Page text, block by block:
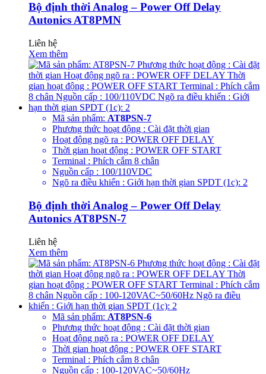
Bộ định thời Analog – Power Off Delay
Autonics AT8PMN
Liên hệ
Xem thêm
Mã sản phẩm: AT8PSN-7
Phương thức hoạt động : Cài đặt thời gian
Hoạt động ngõ ra : POWER OFF DELAY
Thời gian hoạt động : POWER OFF START
Terminal : Phích cắm 8 chân
Nguồn cấp : 100/110VDC
Ngõ ra điều khiển : Giới hạn thời gian SPDT (1c): 2
Bộ định thời Analog – Power Off Delay
Autonics AT8PSN-7
Liên hệ
Xem thêm
Mã sản phẩm: AT8PSN-6
Phương thức hoạt động : Cài đặt thời gian
Hoạt động ngõ ra : POWER OFF DELAY
Thời gian hoạt động : POWER OFF START
Terminal : Phích cắm 8 chân
Nguồn cấp : 100-120VAC~50/60Hz